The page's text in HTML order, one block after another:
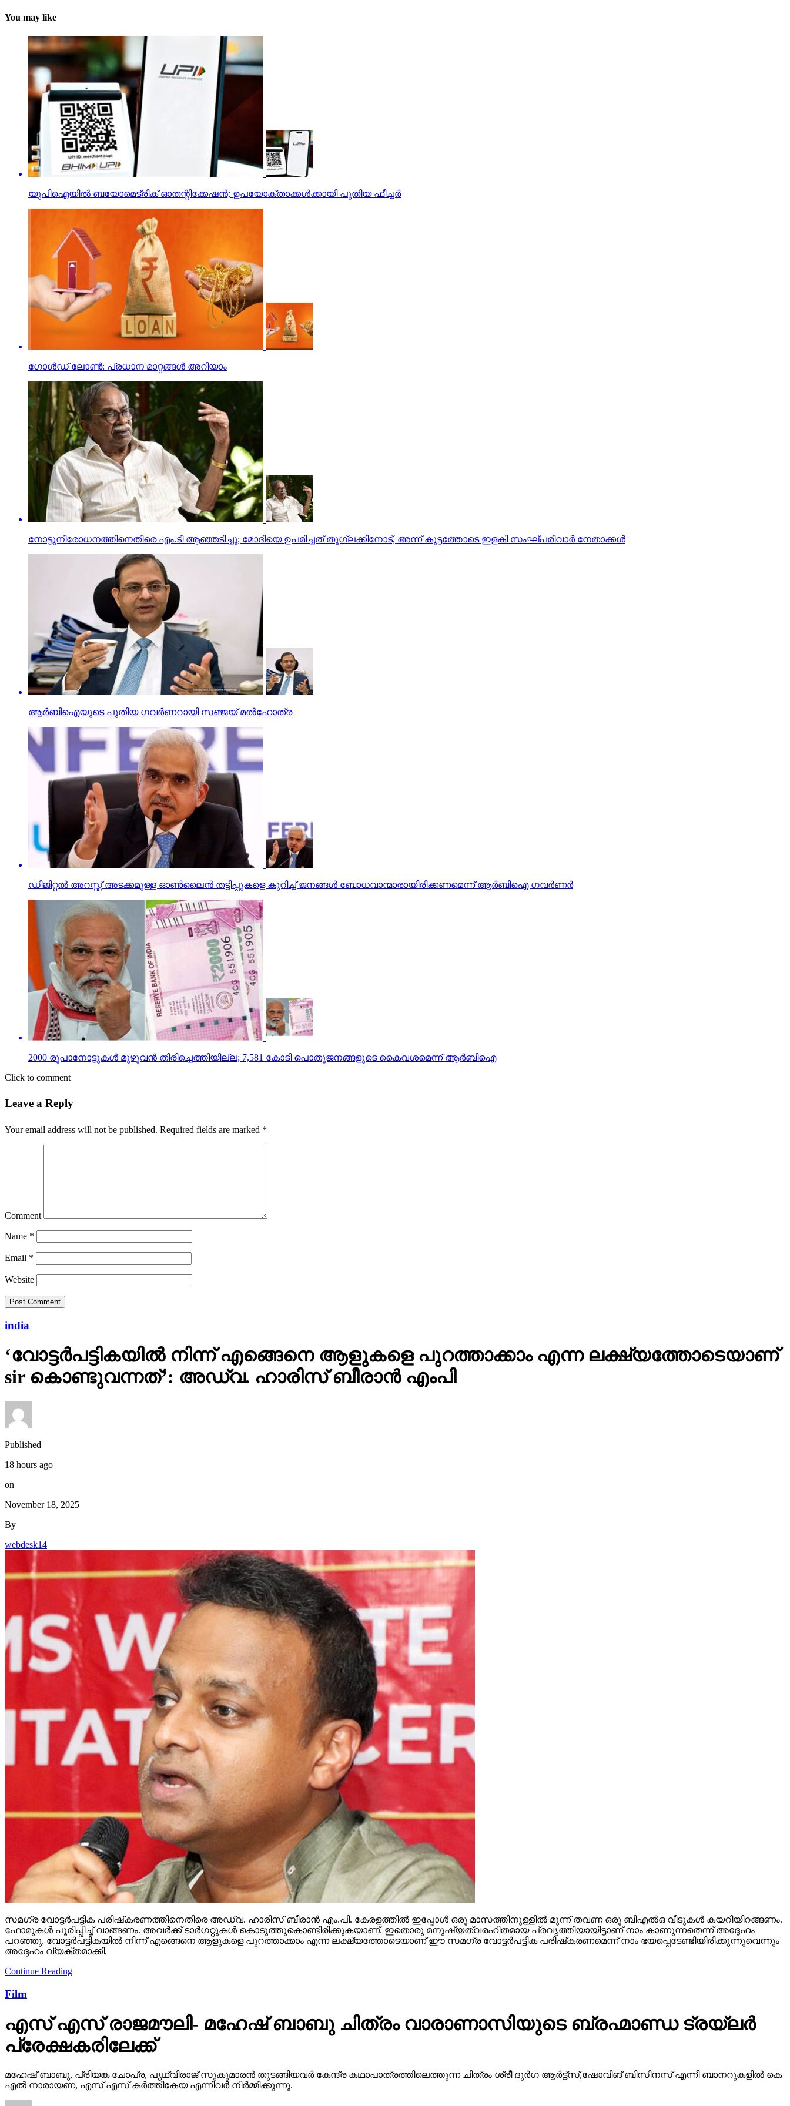
You may like
യുപിഐയില്‍ ബയോമെട്രിക് ഓതന്റിക്കേഷന്‍; ഉപയോക്താക്കള്‍ക്കായി പുതിയ ഫീച്ചര്‍
ഗോള്‍ഡ് ലോണ്‍: പ്രധാന മാറ്റങ്ങള്‍ അറിയാം
നോട്ടുനിരോധനത്തിനെതിരെ എം.ടി ആഞ്ഞടിച്ചു; മോദിയെ ഉപമിച്ചത് തുഗ്ലക്കിനോട്, അന്ന് കൂട്ടത്തോടെ ഇളകി സംഘ്പരിവാര്‍ നേതാക്കള്‍
ആര്‍ബിഐയുടെ പുതിയ ഗവര്‍ണറായി സഞ്ജയ് മല്‍ഹോത്ര
ഡിജിറ്റല്‍ അറസ്റ്റ് അടക്കമുള്ള ഓണ്‍ലൈന്‍ തട്ടിപ്പുകളെ കുറിച്ച് ജനങ്ങള്‍ ബോധവാന്മാരായിരിക്കണമെന്ന് ആര്‍ബിഐ ഗവര്‍ണര്‍
2000 രൂപാനോട്ടുകൾ മുഴുവൻ തിരിച്ചെത്തിയില്ല; 7,581 കോടി പൊതുജനങ്ങളുടെ കൈവശമെന്ന് ആർബിഐ
Click to comment
Leave a Reply
Your email address will not be published. Required fields are marked *
Comment
Name *
Email *
Website
india
‘വോട്ടര്‍പട്ടികയില്‍ നിന്ന് എങ്ങെനെ ആളുകളെ പുറത്താക്കാം എന്ന ലക്ഷ്യത്തോടെയാണ്
sir കൊണ്ടുവന്നത്’: അഡ്വ. ഹാരിസ് ബീരാൻ എംപി
Published
18 hours ago
on
November 18, 2025
By
webdesk14
സമഗ്ര വോട്ടര്‍പട്ടിക പരിഷ്‌കരണത്തിനെതിരെ അഡ്വ. ഹാരിസ് ബീരാന്‍ എം.പി. കേരളത്തില്‍ ഇപ്പോള്‍ ഒരു മാസത്തിനുള്ളില്‍ മൂന്ന് തവണ ഒരു ബിഎല്‍ഒ വീടുകള്‍ കയറിയിറങ്ങണം.
ഫോമുകള്‍ പൂരിപ്പിച്ച് വാങ്ങണം. അവര്‍ക്ക് ടാര്‍ഗറ്റുകള്‍ കൊടുത്തുകൊണ്ടിരിക്കുകയാണ്. ഇതൊരു മനുഷ്യത്വരഹിതമായ പ്രവൃത്തിയായിട്ടാണ് നാം കാണുന്നതെന്ന് അദ്ദേഹം
പറഞ്ഞു. വോട്ടര്‍പട്ടികയില്‍ നിന്ന് എങ്ങെനെ ആളുകളെ പുറത്താക്കാം എന്ന ലക്ഷ്യത്തോടെയാണ് ഈ സമഗ്ര വോട്ടര്‍പട്ടിക പരിഷ്‌കരണമെന്ന് നാം ഭയപ്പെടേണ്ടിയിരിക്കുന്നുവെന്നും
അദ്ദേഹം വ്യക്തമാക്കി.
Continue Reading
Film
എസ് എസ് രാജമൗലി- മഹേഷ് ബാബു ചിത്രം വാരാണാസിയുടെ ബ്രഹ്മാണ്ഡ ട്രയ്ലർ
പ്രേക്ഷകരിലേക്ക്
മഹേഷ് ബാബു, പ്രിയങ്ക ചോപ്ര, പൃഥ്വിരാജ് സുകുമാരൻ തുടങ്ങിയവർ കേന്ദ്ര കഥാപാത്രത്തിലെത്തുന്ന ചിത്രം ശ്രീ ദുർഗ ആർട്ട്സ്,ഷോവിങ് ബിസിനസ് എന്നീ ബാനറുകളിൽ കെ
എൽ നാരായണ, എസ് എസ് കർത്തികേയ എന്നിവർ നിർമ്മിക്കുന്നു.